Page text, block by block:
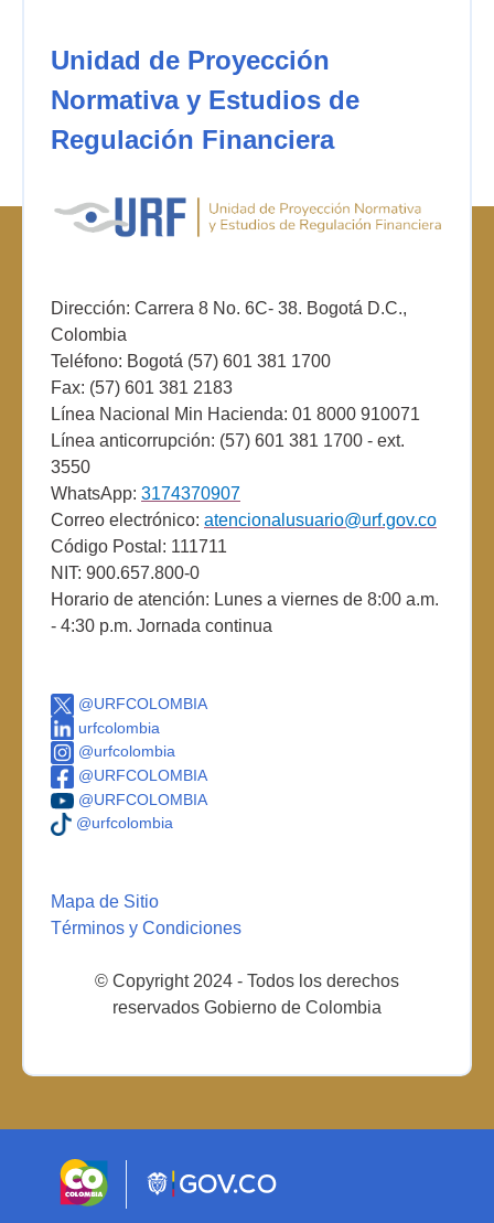
Unidad de Proyección
Normativa y Estudios de
Regulación Financiera
Dirección: Carrera 8 No. 6C- 38. Bogotá D.C.,
Colombia
Teléfono: Bogotá (57) 601 381 1700
Fax: (57) 601 381 2183
Línea Nacional Min Hacienda: 01 8000 910071
Línea anticorrupción: (57) 601 381 1700 - ext.
3550
WhatsApp: 3174370907
Correo electrónico: atencionalusuario@urf.gov.co
Código Postal: 111711
NIT: 900.657.800-0
Horario de atención: Lunes a viernes de 8:00 a.m.
- 4:30 p.m. Jornada continua
@URFCOLOMBIA
urfcolombia
@urfcolombia
@URFCOLOMBIA
@URFCOLOMBIA
@urfcolombia
Mapa de Sitio
Términos y Condiciones
© Copyright 2024 - Todos los derechos
reservados Gobierno de Colombia